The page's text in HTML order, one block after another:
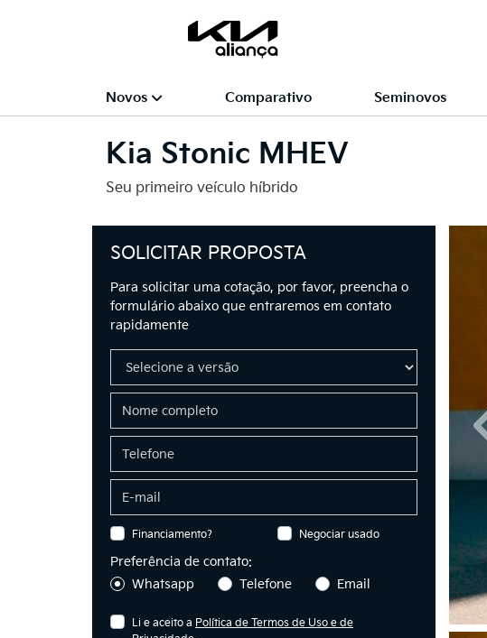
Novos Comparativo Seminovos
Kia Stonic MHEV
Seu primeiro veículo híbrido
SOLICITAR PROPOSTA
Para solicitar uma cotação, por favor, preencha o
formulário abaixo que entraremos em contato
rapidamente
Financiamento? Negociar usado
Preferência de contato:
Whatsapp
Telefone Email
Li e aceito a Política de Termos de Uso e de